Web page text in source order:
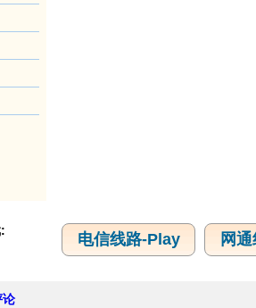
电信线路-Play 网
论